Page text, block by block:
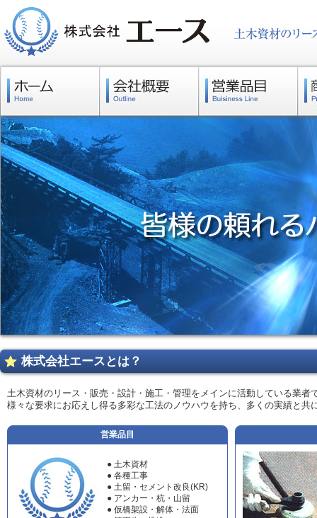
株式会社エースとは？
土木資材のリース・販売・設計・施工・管理をメインに活動している業
様々な要求にお応えし得る多彩な工法のノウハウを持ち、多くの実績と共
営業品目
● 土木資材
● 各種工事
● 土留・セメント改良(KR)
● アンカー・杭・山留
● 仮橋架設・解体・法面